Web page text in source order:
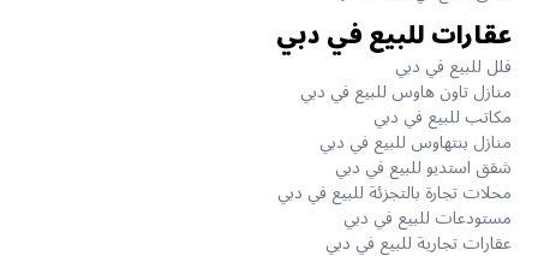
عقارات للبيع في دبي
فلل للبيع في دبي
منازل تاون هاوس للبيع في دبي
مكاتب للبيع في دبي
منازل بنتهاوس للبيع في دبي
شقق استديو للبيع في دبي
محلات تجارة بالتجزئة للبيع في دبي
مستودعات للبيع في دبي
عقارات تجارية للبيع في دبي